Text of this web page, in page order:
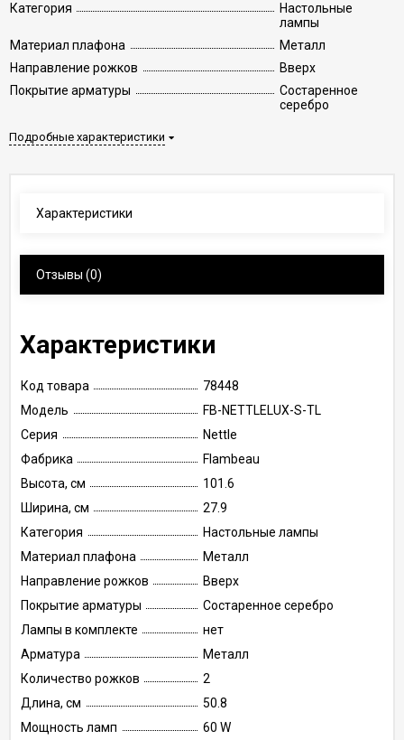
Категория
Настольные
лампы
Материал плафона
Металл
Направление рожков
Вверх
Покрытие арматуры
Состаренное
серебро
Подробные характеристики
Характеристики
Отзывы (0)
Характеристики
Код товара
78448
Модель
FB-NETTLELUX-S-TL
Серия
Nettle
Фабрика
Flambeau
Высота, см
101.6
Ширина, см
27.9
Категория
Настольные лампы
Материал плафона
Металл
Направление рожков
Вверх
Покрытие арматуры
Состаренное серебро
Лампы в комплекте
нет
Арматура
Металл
Количество рожков
2
Длина, см
50.8
Мощность ламп
60 W